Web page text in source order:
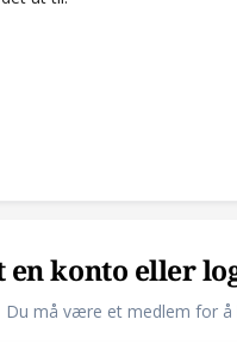
en konto eller
Du må være et medlem for å